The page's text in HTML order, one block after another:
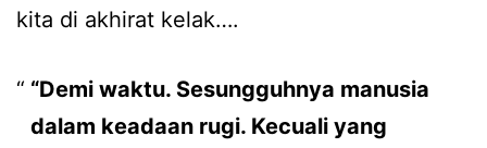
kita di akhirat kelak….
“Demi waktu. Sesungguhnya manusia
dalam keadaan rugi. Kecuali yang